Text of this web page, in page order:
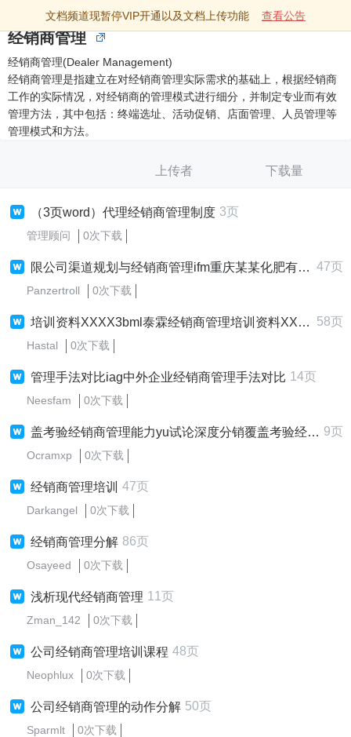
文档频道现暂停VIP开通以及文档上传功能 查看公告
经销商管理
经销商管理(Dealer Management)
经销商管理是指建立在对经销商管理实际需求的基础上，根据经销商
工作的实际情况，对经销商的管理模式进行细分，并制定专业而有效
管理方法，其中包括：终端选址、活动促销、店面管理、人员管理等
管理模式和方法。
上传者 下载量
（3页word）代理经销商管理制度 3页
管理顾问 0次下载
限公司渠道规划与经销商管理ifm重庆某某化肥有限公司渠道规划与经销商管理 47页
Panzertroll 0次下载
培训资料XXXX3bml泰霖经销商管理培训资料XXXX3 58页
Hastal 0次下载
管理手法对比iag中外企业经销商管理手法对比 14页
Neesfam 0次下载
盖考验经销商管理能力yu试论深度分销覆盖考验经销商管理能力 9页
Ocramxp 0次下载
经销商管理培训 47页
Darkangel 0次下载
经销商管理分解 86页
Osayeed 0次下载
浅析现代经销商管理 11页
Zman_142 0次下载
公司经销商管理培训课程 48页
Neophlux 0次下载
公司经销商管理的动作分解 50页
Sparmlt 0次下载